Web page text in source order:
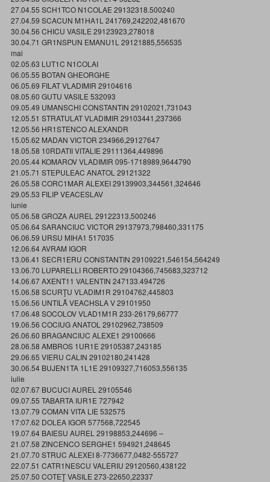
27.04.55 SCH1TCO N1COLAE 29132318.500240
27.04.59 SCACUN M1HA1L 241769,242202,481670
30.04.56 CHICU VASILE 29123923,278018
30.04.71 GR1NSPUN EMANU1L 29121885,556535
mai
02.05.63 LUT1C N1COLAI
06.05.55 BOTAN GHEORGHE
06.05.69 FILAT VLADIMIR 29104616
08.05.60 GUTU VASILE 532093
09.05.49 UMANSCHI CONSTANTIN 29102021,731043
12.05.51 STRATULAT VLADIMIR 29103441,237366
12.05.56 HR1STENCO ALEXANDR
15.05.62 MADAN VICTOR 234966,29127647
18.05.58 10RDATII VITALIE 29111364,449896
20.05.44 KOMAROV VLADIMIR 095-1718989,9644790
21.05.71 STEPULEAC ANATOL 29121322
26.05.58 CORC1MAR ALEXEI 29139903,344561,324646
29.05.53 FILIP VEACESLAV
iunie
05.06.58 GROZA AUREL 29122313,500246
05.06.64 SARANCIUC VICTOR 29137973,798460,331175
06.06.59 URSU MIHA1 517035
12.06.64 AVRAM IGOR
13.06.41 SECR1ERU CONSTANTIN 29109221,546154,564249
13.06.70 LUPARELLI ROBERTO 29104366,745683,323712
14.06.67 AXENT11 VALENTIN 247133.494726
15.06.58 SCURŢU VLADIM1R 29104762,445803
15.06.56 UNTILĂ VEACHSLA V 29101950
17.06.48 SOCOLOV VLAD1M1R 233-26179,66777
19.06.56 COCIUG ANATOL 29102962,738509
26.06.60 BRAGANCIUC ALEXE1 29100666
28.06.58 AMBROS 1UR1E 29105387,243185
29.06.65 VIERU CALIN 29102180,241428
30.06.54 BUJEN1TA 1L1E 29109327,716053,556135
iulie
02.07.67 BUCUCI AUREL 29105546
09.07.55 TABARTA IUR1E 727942
13.07.79 COMAN VITA LIE 532575
17:07.62 DOLEA IGOR 577568,722545
19.07.64 BAIESU AUREL 29198853,244696 –
21.07.58 ZINCENCO SERGHE1 594921,248645
21.07.70 STRUC ALEXEI 8-7736677,0482-555727
22.07.51 CATR1NESCU VALERIU 29120560,438122
25.07.50 COTEŢ VASILE 273-22650,22337